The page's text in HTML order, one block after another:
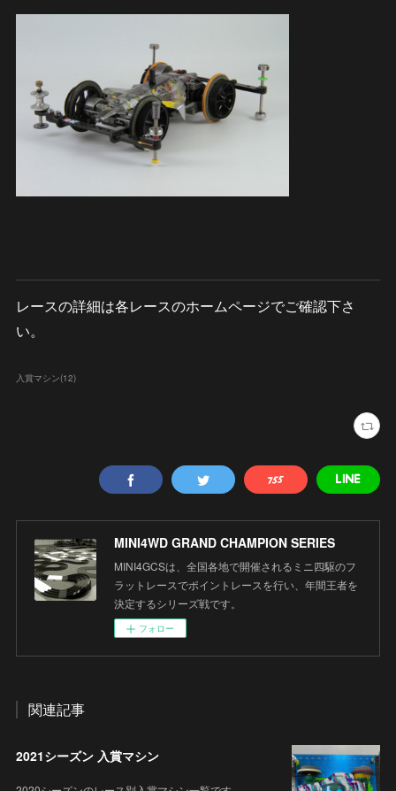
レースの詳細は各レースのホームページでご確認下さ
い。
入賞マシン(12)
MINI4WD GRAND CHAMPION SERIES
MINI4GCSは、全国各地で開催されるミニ四駆のフ
ラットレースでポイントレースを行い、年間王者を
決定するシリーズ戦です。
フォロー
関連記事
2021シーズン 入賞マシン